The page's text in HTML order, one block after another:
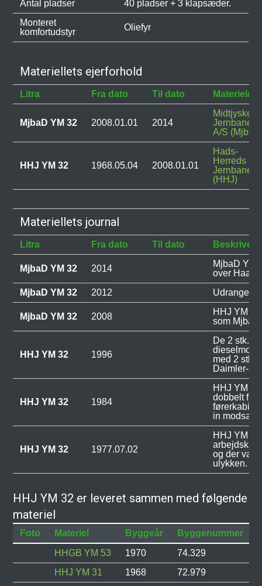
Antal pladser
40 pladser + 3 klapsæder.
Monteret
komfortudstyr
Oliefyr
Materiellets ejerforhold
Litra Fra dato Til dato
MjbaD YM 32 2008.01.01 2014
Midtjyske
Jernbaner
A/S
HHJ YM 32 1968.05.04 2008.01.01
Hads-
Herreds
Jernbane
(HHJ)
Materiellets journal
Litra Fra dato Til dato
MjbaD YM 32 2014
MjbaD YM
over
MjbaD YM 32
2012 Udrangeret.
MjbaD YM 32 2008
HHJ YM
som
HHJ YM 32 1996
De 2 stk. 6
med 2 stk.
Daimler-
HHJ YM 32 1984
HHJ YM
dobbelt
in
HHJ YM 32 1977.07.02
HHJ YM
og der var
ulykken.
HHJ YM 32 er leveret sammen med følgende
materiel
Foto Materiel Byggeår Byggenummer
HHGB YM 53
1970
74.329
HHJ YM 31
1968
72.979